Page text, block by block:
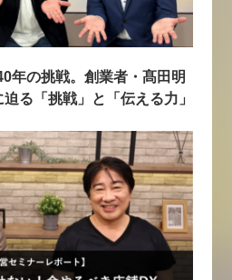
年の挑戦。創業者・髙田明
る「挑戦」と「伝える力」